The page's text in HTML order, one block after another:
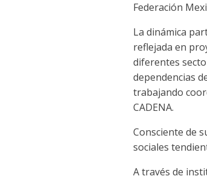
Federación
La dinámica
reflejada en
diferentes
dependencias
trabajando
CADENA.
Consciente de
sociales
A través de